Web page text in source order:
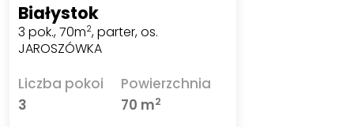
Białystok
3 pok., 70m2, parter, os.
JAROSZÓWKA
Liczba pokoi
3
Powierzchnia
70 m2